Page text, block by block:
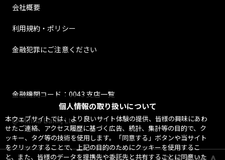
個人情報の取り扱いについて
本ウェブサイトでは、より良いサイト体験の提供、皆様の興味にあわ
せたご連絡、アクセス履歴に基づく広告、統計、集計等の目的で、ク
ッキー、タグ等の技術を使用します。「同意する」ボタンや当サイト
をクリックすることで、上記の目的のためにクッキーを使用するこ
と、また、皆様のデータを提携先や委託先と共有することに同意いた
会社概要
利用規約・ポリシー
金融犯罪にご注意ください
金融機関コード：0043 支店一覧
@ Minna Bank, Ltd.